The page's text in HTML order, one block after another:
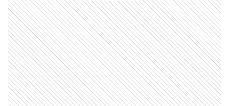
ENTRETENIMIENTO
Así fueron los últimos meses de
vida de Felipe Staiti, fundador de
Enanitos Verdes: entre el estudio,
giras internacionales y una salud
cada vez más frágil
ENTRETENIMIENTO
Entre lágrimas, Nicolás Occhiato
anunció la muerte de su abuela
Conce en pleno programa de Luzu